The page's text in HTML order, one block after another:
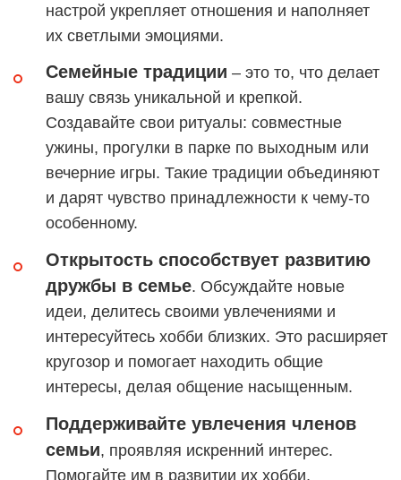
настрой укрепляет отношения и наполняет
их светлыми эмоциями.
Семейные традиции – это то, что делает
вашу связь уникальной и крепкой.
Создавайте свои ритуалы: совместные
ужины, прогулки в парке по выходным или
вечерние игры. Такие традиции объединяют
и дарят чувство принадлежности к чему-то
особенному.
Открытость способствует развитию
дружбы в семье. Обсуждайте новые
идеи, делитесь своими увлечениями и
интересуйтесь хобби близких. Это расширяет
кругозор и помогает находить общие
интересы, делая общение насыщенным.
Поддерживайте увлечения членов
семьи, проявляя искренний интерес.
Помогайте им в развитии их хобби,